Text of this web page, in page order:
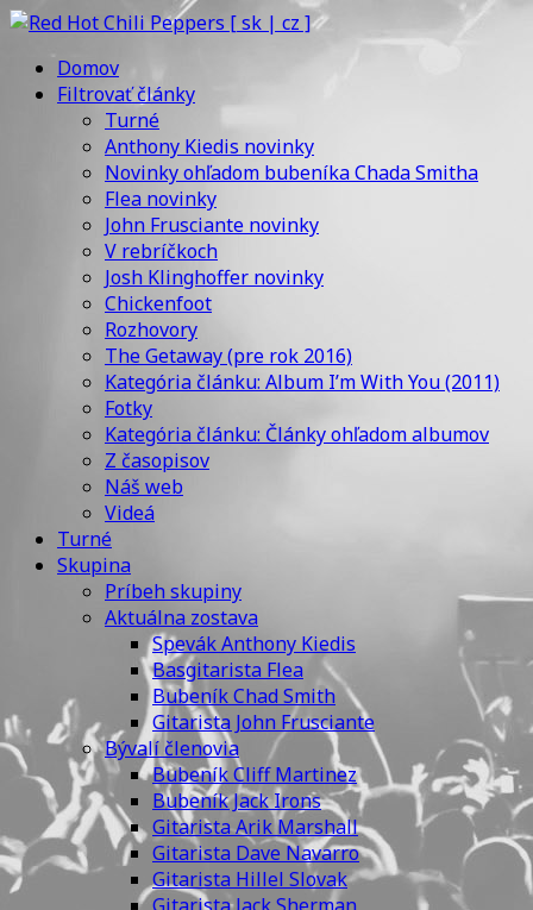
Domov
Filtrovať články
Turné
Anthony Kiedis novinky
Novinky ohľadom bubeníka Chada Smitha
Flea novinky
John Frusciante novinky
V rebríčkoch
Josh Klinghoffer novinky
Chickenfoot
Rozhovory
The Getaway (pre rok 2016)
Kategória článku: Album I’m With You (2011)
Fotky
Kategória článku: Články ohľadom albumov
Z časopisov
Náš web
Videá
Turné
Skupina
Príbeh skupiny
Aktuálna zostava
Spevák Anthony Kiedis
Basgitarista Flea
Bubeník Chad Smith
Gitarista John Frusciante
Bývalí členovia
Bubeník Cliff Martinez
Bubeník Jack Irons
Gitarista Arik Marshall
Gitarista Dave Navarro
Gitarista Hillel Slovak